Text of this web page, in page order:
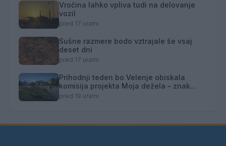
Vročina lahko vpliva tudi na delovanje
vozil
pred 17 urami
Sušne razmere bodo vztrajale še vsaj
deset dni
pred 17 urami
Prihodnji teden bo Velenje obiskala
komisija projekta Moja dežela – znak
gostoljubnosti
pred 19 urami